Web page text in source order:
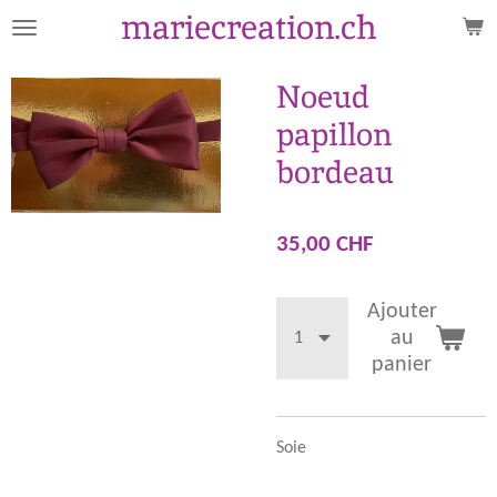
Passer
contenu
principal
mariecreation.ch
Noeud
papillon
bordeau
35,00 CHF
Ajouter
au
panier
Soie